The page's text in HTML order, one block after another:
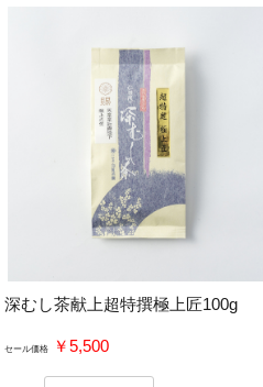
深むし茶献上超特撰極上匠100g
セール価格 ￥5,500